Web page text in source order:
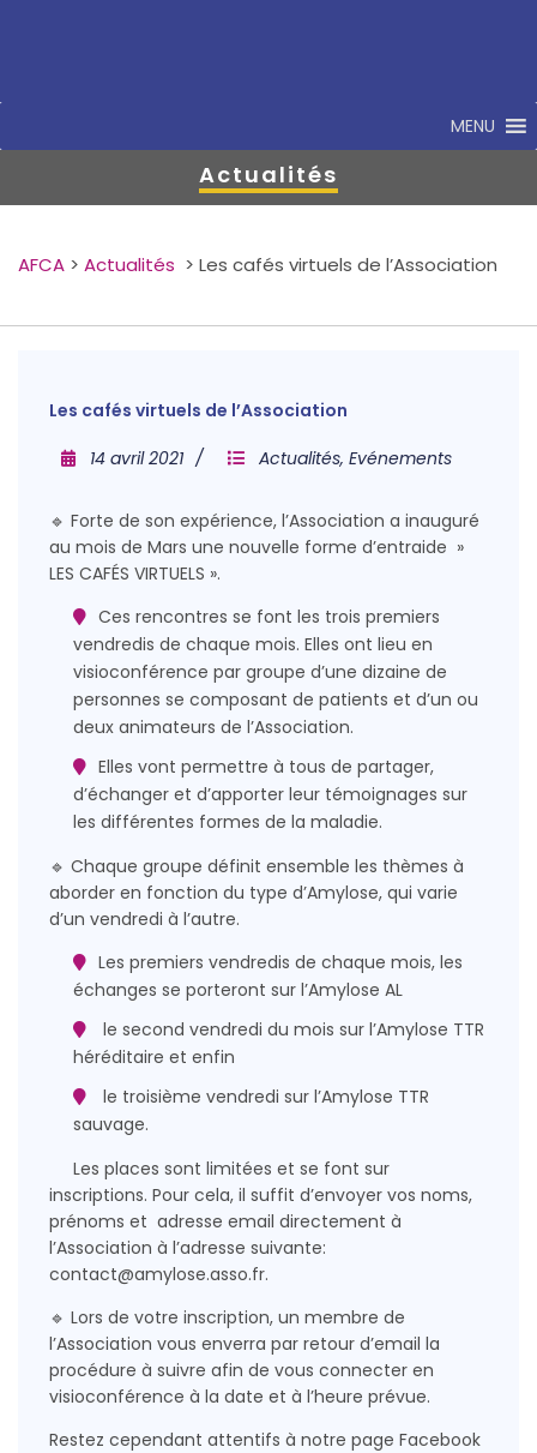
MENU
Actualités
AFCA > Actualités > Les cafés virtuels de l’Association
Les cafés virtuels de l’Association
14 avril 2021
Actualités, Evénements
🔹 Forte de son expérience, l’Association a inauguré
au mois de Mars une nouvelle forme d’entraide »
LES CAFÉS VIRTUELS ».
Ces rencontres se font les trois premiers
vendredis de chaque mois. Elles ont lieu en
visioconférence par groupe d’une dizaine de
personnes se composant de patients et d’un ou
deux animateurs de l’Association.
Elles vont permettre à tous de partager,
d’échanger et d’apporter leur témoignages sur
les différentes formes de la maladie.
🔹 Chaque groupe définit ensemble les thèmes à
aborder en fonction du type d’Amylose, qui varie
d’un vendredi à l’autre.
Les premiers vendredis de chaque mois, les
échanges se porteront sur l’Amylose AL
le second vendredi du mois sur l’Amylose TTR
héréditaire et enfin
le troisième vendredi sur l’Amylose TTR
sauvage.
Les places sont limitées et se font sur
inscriptions. Pour cela, il suffit d’envoyer vos noms,
prénoms et adresse email directement à
l’Association à l’adresse suivante:
contact@amylose.asso.fr.
🔹 Lors de votre inscription, un membre de
l’Association vous enverra par retour d’email la
procédure à suivre afin de vous connecter en
visioconférence à la date et à l’heure prévue.
Restez cependant attentifs à notre page Facebook